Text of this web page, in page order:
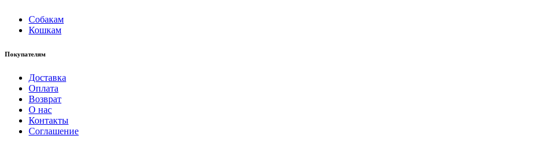
Собакам
Кошкам
Покупателям
Доставка
Оплата
Возврат
О нас
Контакты
Соглашение